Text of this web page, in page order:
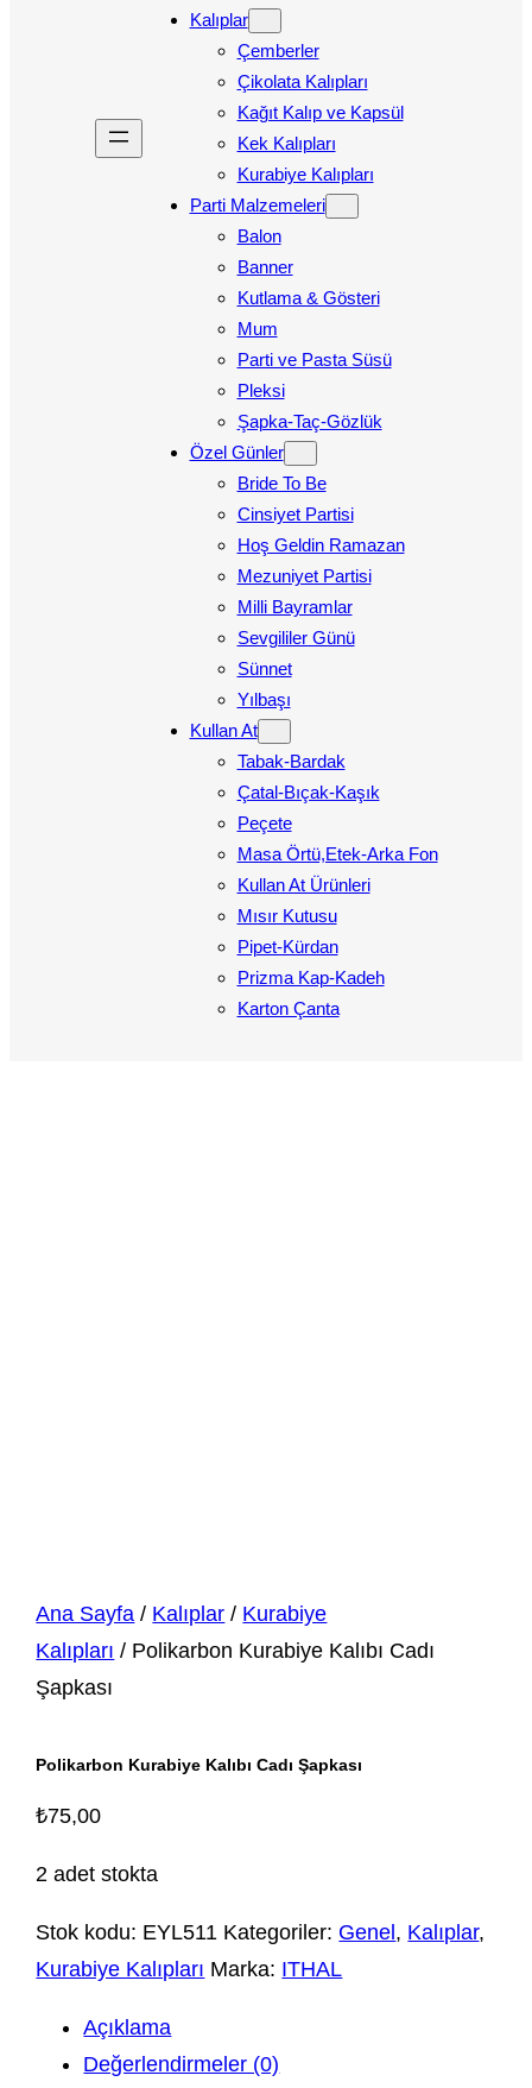
Kalıplar
Çemberler
Çikolata Kalıpları
Kağıt Kalıp ve Kapsül
Kek Kalıpları
Kurabiye Kalıpları
Parti Malzemeleri
Balon
Banner
Kutlama & Gösteri
Mum
Parti ve Pasta Süsü
Pleksi
Şapka-Taç-Gözlük
Özel Günler
Bride To Be
Cinsiyet Partisi
Hoş Geldin Ramazan
Mezuniyet Partisi
Milli Bayramlar
Sevgililer Günü
Sünnet
Yılbaşı
Kullan At
Tabak-Bardak
Çatal-Bıçak-Kaşık
Peçete
Masa Örtü,Etek-Arka Fon
Kullan At Ürünleri
Mısır Kutusu
Pipet-Kürdan
Prizma Kap-Kadeh
Karton Çanta
Ana Sayfa / Kalıplar / Kurabiye
Kalıpları / Polikarbon Kurabiye Kalıbı Cadı
Şapkası
Polikarbon Kurabiye Kalıbı Cadı Şapkası
₺75,00
2 adet stokta
Stok kodu: EYL511 Kategoriler: Genel , Kalıplar,
Kurabiye Kalıpları Marka: ITHAL
Açıklama
Değerlendirmeler (0)